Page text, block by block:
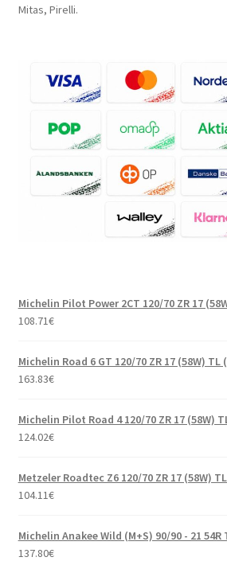
Mitas, Pirelli.
Michelin Pilot Power 2CT 120/70 ZR 17
108.71€
Michelin Road 6 GT 120/70 ZR 17 (58W) TL
163.83€
Michelin Pilot Road 4 120/70 ZR 17 (58W)
124.02€
Metzeler Roadtec Z6 120/70 ZR 17 (58W)
104.11€
Michelin Anakee Wild (M+S) 90/90 - 21 54R
137.80€